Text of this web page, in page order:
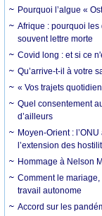
Pourquoi l’algue «
Afrique : pourquoi
souvent lettre morte
Covid long : et si ce
Qu’arrive-t-il à votre
« Vos trajets
Quel consentement
d’ailleurs
Moyen-Orient :
l’extension des
Hommage à Nelson
Comment le
travail autonome
Accord sur les